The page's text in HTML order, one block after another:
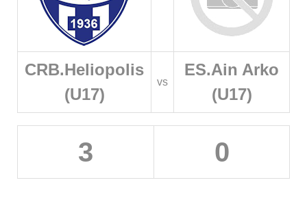
CRB.Heliopolis
(U17)
vs
ES.Ain Arko
(U17)
3 0